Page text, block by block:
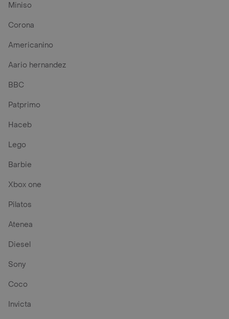
Miniso
Corona
Americanino
Aario hernandez
BBC
Patprimo
Haceb
Lego
Barbie
Xbox one
Pilatos
Atenea
Diesel
Sony
Coco
Invicta